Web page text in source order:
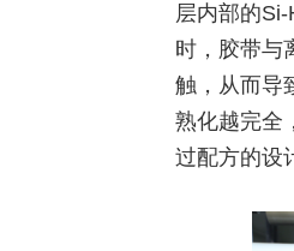
层内部的
时，胶带与
触，从而导
熟化越完全
过配方的设